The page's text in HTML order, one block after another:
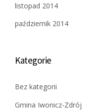
listopad 2014
październik 2014
Kategorie
Bez kategorii
Gmina Iwonicz-Zdrój